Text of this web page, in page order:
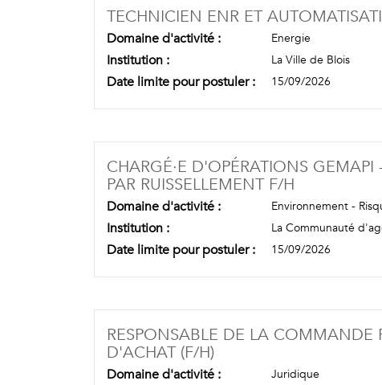
TECHNICIEN ENR ET
Domaine d'activité : Energie
Institution : La Ville de Blois
Date limite pour postuler : 15/09/2026
CHARGÉ·E D'OPÉRATIONS
PAR RUISSELLEMENT F/H
Domaine d'activité : Environnement -
Institution : La Communauté
Date limite pour postuler : 15/09/2026
RESPONSABLE DE LA COMMANDE
D'ACHAT (F/H)
Domaine d'activité : Juridique